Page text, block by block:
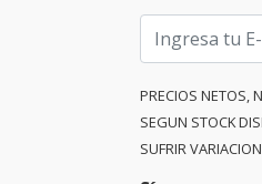
PRECIOS NETOS,
SEGUN STOCK
SUFRIR